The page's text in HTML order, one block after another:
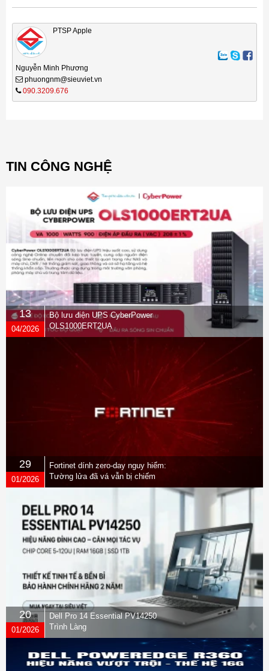
PTSP Apple
Nguyễn Minh Phương
phuongnm@sieuviet.vn
090.3209.676
TIN CÔNG NGHỆ
13
04/2026
Bộ lưu điện UPS CyberPower
OLS1000ERT2UA
29
01/2026
Fortinet dính zero-day nguy hiểm:
Tường lửa đã vá vẫn bị chiếm
quyền
20
01/2026
Dell Pro 14 Essential PV14250
Trình Làng